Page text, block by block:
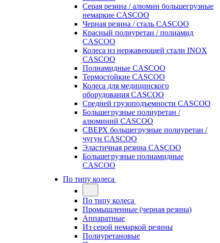
Серая резина / алюмин большегрузные
немаркие CASCOO
Черная резина / сталь CASCOO
Красный полиуретан / полиамид
CASCOO
Колеса из нержавеющей стали INOX
CASCOO
Полиамидные CASCOO
Термостойкие CASCOO
Колеса для медицинского
оборудования CASCOO
Средней грузоподъемности CASCOO
Большегрузные полиуретан /
алюминий CASCOO
СВЕРХ большегрузные полиуретан /
чугун CASCOO
Эластичная резина CASCOO
Большегрузные полиамидные
CASCOO
По типу колеса
По типу колеса
Промышленные (черная резина)
Аппаратные
Из серой немаркой резины
Полиуретановые